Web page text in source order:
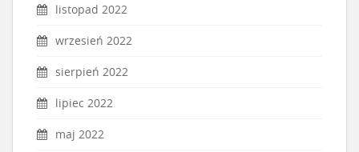
listopad 2022
wrzesień 2022
sierpień 2022
lipiec 2022
maj 2022